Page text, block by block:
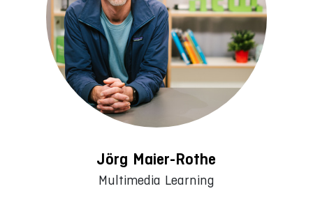
Jörg Maier-Rothe
Multimedia Learning